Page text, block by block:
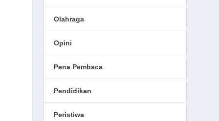
Olahraga
Opini
Pena Pembaca
Pendidikan
Peristiwa